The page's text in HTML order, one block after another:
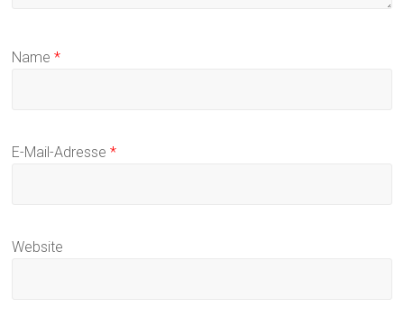
Name*
E-Mail-Adresse*
Website